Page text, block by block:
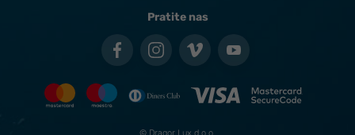
Pratite nas